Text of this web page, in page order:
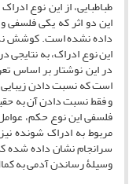
طباطبایی، از این نوع
این دو اثر که یکی
داده نشده است. کوشش
این نوع ادراک، به
در این نوشتار بر اساس
است که نسبت دادن زیبایی
و فقط نسبت دادن آن به
فلسفی این نوع حکم،
مربوط به ادراک شونده
سرانجام نشان داده شده
وسیلۀ رساندن آدمی به